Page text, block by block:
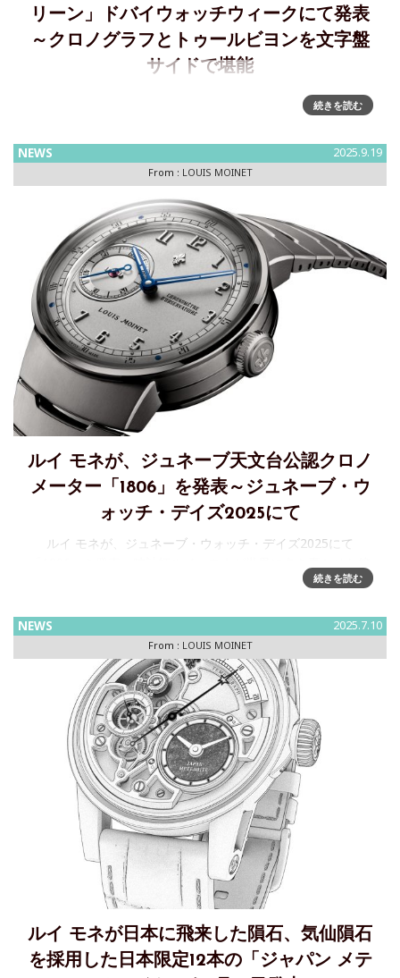
リーン」ドバイウォッチウィークにて発表
～クロノグラフとトゥールビヨンを文字盤
サイドで堪能
ルイ モネがドバイウォッチウィークにてインパルション チタ
ニウム グリーンを発表クロノグラフとトゥールビヨンが融合
ラーが登場スイス高級時計ブランド LOUIS MOINET（ ルイ
続きを読む
NEWS 2025.9.19
From : LOUIS MOINET
ルイ モネが、ジュネーブ天文台公認クロノ
メーター「1806」を発表～ジュネーブ・ウ
ォッチ・デイズ2025にて
ルイ モネが、ジュネーブ・ウォッチ・デイズ2025にて
目の年に由来する、ジュネーブ天文台公認クロノメータース
続きを読む
NEWS 2025.7.10
From : LOUIS MOINET
ルイ モネが日本に飛来した隕石、気仙隕石
を採用した日本限定12本の「ジャパン メテ